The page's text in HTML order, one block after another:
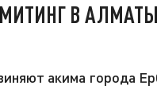
В
акима города